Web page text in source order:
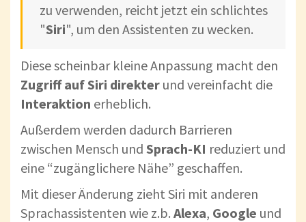
zu verwenden, reicht jetzt ein schlichtes
"Siri", um den Assistenten zu wecken.
Diese scheinbar kleine Anpassung macht den
Zugriff auf Siri direkter und vereinfacht die
Interaktion erheblich.
Außerdem werden dadurch Barrieren
zwischen Mensch und Sprach-KI reduziert und
eine “zugänglichere Nähe” geschaffen.
Mit dieser Änderung zieht Siri mit anderen
Sprachassistenten wie z.b. Alexa, Google und